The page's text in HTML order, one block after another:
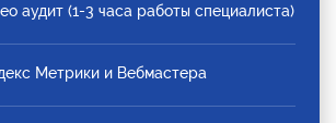
аудит (1-3 часа работы специалиста)
Метрики и Вебмастера